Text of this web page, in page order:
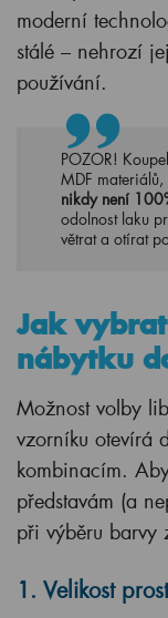
moderní
stálé – nehrozí
používání.
POZOR!
MDF
nikdy není
odolnost laku
větrat a otírat
Jak
nábytku
Možnost volby
vzorníku otevírá
kombinacím.
představám (a
při výběru barvy
1. Velikost